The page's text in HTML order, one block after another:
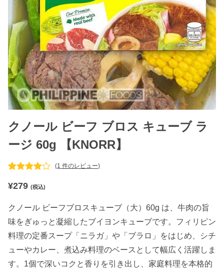
クノール ビーフ ブロス キューブ ラ
ージ 60g 【KNORR】
者評価に
のうち、
4.00 点
(1 件のレビュー)
¥279 (税込)
クノール ビーフブロスキューブ（大）60g は、牛肉の旨
味をぎゅっと凝縮したブイヨンキューブです。フィリピン
料理の定番スープ「ニラガ」や「ブラロ」をはじめ、シチ
ューやカレー、煮込み料理のベースとして幅広く活躍しま
す。1個で深いコクと香りを引き出し、家庭料理を本格的